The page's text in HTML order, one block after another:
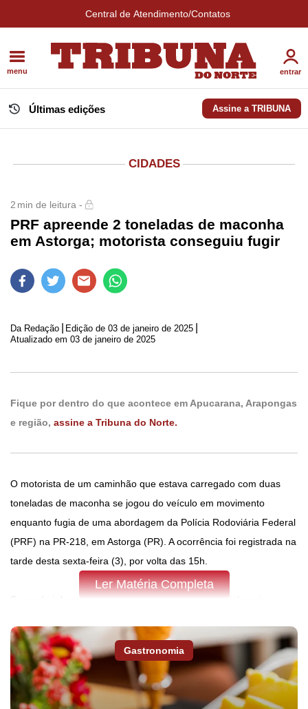
Central de Atendimento/Contatos
menu entrar
Últimas edições Assine a TRIBUNA
CIDADES
2 min de leitura -
PRF apreende 2 toneladas de maconha
em Astorga; motorista conseguiu fugir
Da Redação Edição de 03 de janeiro de 2025
Atualizado em 03 de janeiro de 2025
Fique por dentro do que acontece em Apucarana, Arapongas
e região, assine a Tribuna do Norte.
O motorista de um caminhão que estava carregado com duas
toneladas de maconha se jogou do veículo em movimento
enquanto fugia de uma abordagem da Polícia Rodoviária Federal
(PRF) na PR-218, em Astorga (PR). A ocorrência foi registrada na
tarde desta sexta-feira (3), por volta das 15h.
Segundo informações divulgadas pela PRF, o caminhoneiro se
plantação, abandonando o veículo em movimento. Os agentes da
PRF, contudo, conseguiram acessar a cabine do caminhão para
evitar um acidente.
Ler Matéria Completa
Gastronomia